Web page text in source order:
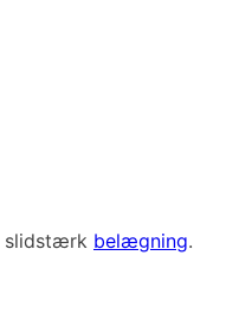
slidstærk belægning.